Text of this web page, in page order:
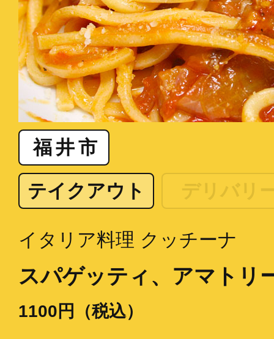
福井市
テイクアウト デリバリ
イタリア料理 クッチーナ
スパゲッティ、アマトリ
1100円（税込）